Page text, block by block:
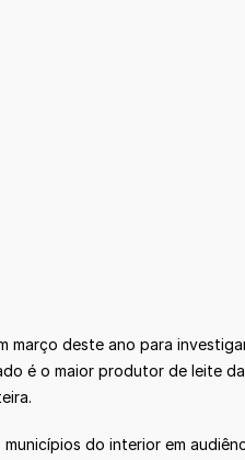
março deste ano para
é o maior produtor de leite
do interior em